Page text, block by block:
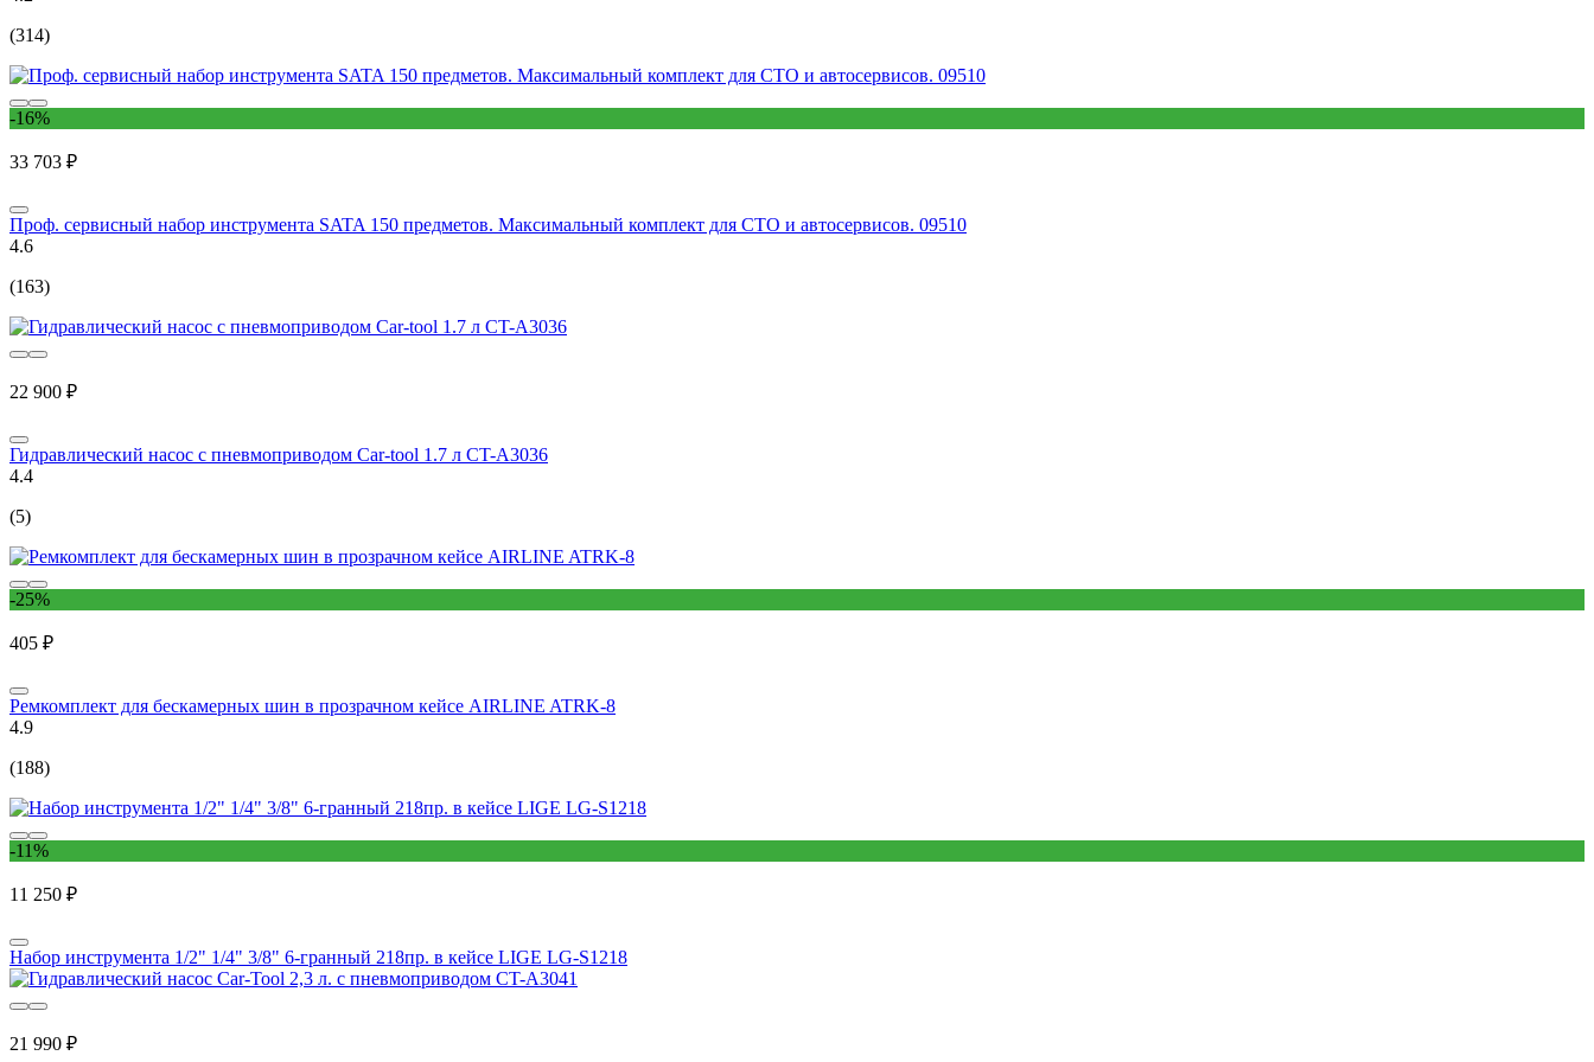
(314)
-16%
33 703 ₽
Проф. сервисный набор инструмента SATA 150 предметов. Максимальный комплект для СТО и автосервисов. 09510
4.6
(163)
22 900 ₽
Гидравлический насос с пневмоприводом Car-tool 1.7 л CT-A3036
4.4
(5)
-25%
405 ₽
Ремкомплект для бескамерных шин в прозрачном кейсе AIRLINE ATRK-8
4.9
(188)
-11%
11 250 ₽
Набор инструмента 1/2" 1/4" 3/8" 6-гранный 218пр. в кейсе LIGE LG-S1218
21 990 ₽